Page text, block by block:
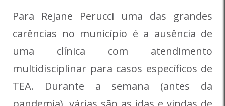
Para Rejane Perucci uma das grandes
carências no município é a ausência de
uma clínica com atendimento
multidisciplinar para casos específicos de
TEA. Durante a semana (antes da